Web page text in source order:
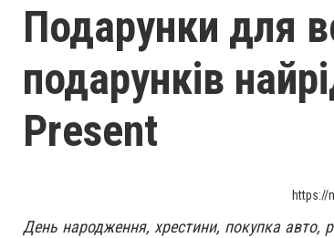
Подарунки для
подарунків
Present
https://
День народження, хрестини, покупка авто,